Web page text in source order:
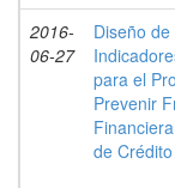
2016-
06-27
Diseño
para el
Prevenir
de Crédito